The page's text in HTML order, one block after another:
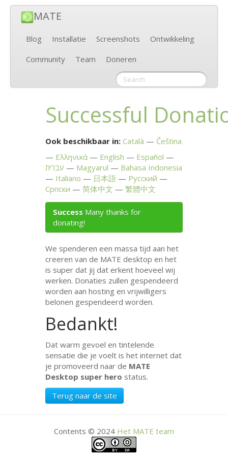
MATE
Blog Installatie Screenshots
Ontwikkeling
Community
Team Doneren
Successful
Ook beschikbaar in: Català
Čeština
Ελληνικά
English
Español
עברית
Magyarul
Bahasa Indonesia
Italiano
日本語
Русский
Српски
简体中文 繁體中文
Success Many thanks for
donating!
We spenderen een massa tijd aan het
creeren van de MATE desktop en het
is super dat jij dat erkent hoeveel wij
werken. Donaties zullen gespendeerd
worden aan hosting en vrijwilligers
belonen gespendeerd worden.
Bedankt!
Dat warm gevoel en tintelende
sensatie die je voelt is het internet dat
je promoveerd naar de MATE
Desktop super hero status.
Terug naar de site
Contents © 2024 Het MATE team